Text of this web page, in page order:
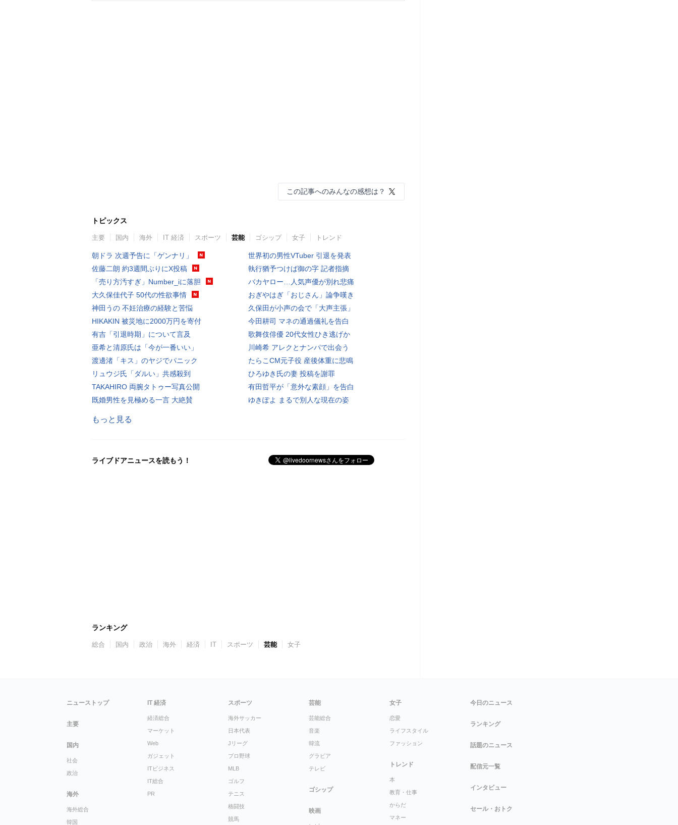
この記事へのみんなの感想は？
トピックス
主要 国内 海外 IT 経済 スポーツ 芸能 ゴシップ 女子 トレンド
朝ドラ 次週予告に「ゲンナリ」
佐藤二朗 約3週間ぶりにX投稿
「売り方汚すぎ」Number_iに落胆
大久保佳代子 50代の性欲事情
神田うの 不妊治療の経験と苦悩
HIKAKIN 被災地に2000万円を寄付
有吉「引退時期」について言及
亜希と清原氏は「今が一番いい」
渡邊渚「キス」のヤジでパニック
リュウジ氏「ダルい」共感殺到
TAKAHIRO 両腕タトゥー写真公開
既婚男性を見極める一言 大絶賛
世界初の男性VTuber 引退を発表
執行猶予つけば御の字 記者指摘
バカヤロー…人気声優が別れ悲痛
おぎやはぎ「おじさん」論争嘆き
久保田が小声の会で「大声主張」
今田耕司 マネの通過儀礼を告白
歌舞伎俳優 20代女性ひき逃げか
川崎希 アレクとナンパで出会う
たらこCM元子役 産後体重に悲鳴
ひろゆき氏の妻 投稿を謝罪
有田哲平が「意外な素顔」を告白
ゆきぽよ まるで別人な現在の姿
もっと見る
ライブドアニュースを読もう！
ランキング
総合 国内 政治 海外 経済 IT スポーツ 芸能 女子
ニューストップ
主要
国内
社会
政治
海外
海外総合
韓国
IT 経済
経済総合
マーケット
Web
ガジェット
ITビジネス
IT総合
PR
スポーツ
海外サッカー
日本代表
Jリーグ
プロ野球
MLB
ゴルフ
テニス
格闘技
競馬
芸能
芸能総合
音楽
韓流
グラビア
テレビ
ゴシップ
映画
女子
恋愛
ライフスタイル
ファッション
トレンド
本
教育・仕事
からだ
マネー
今日のニュース
ランキング
話題のニュース
配信元一覧
インタビュー
セール・おトク